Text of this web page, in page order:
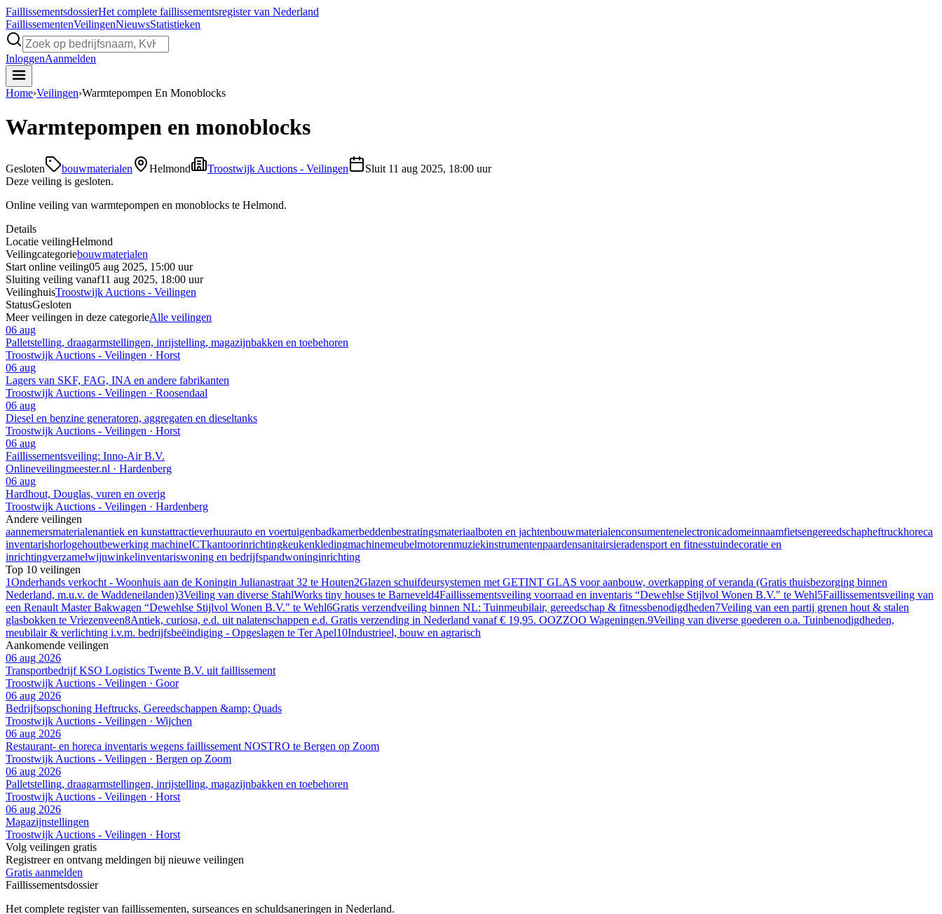
FaillissementsdossierHet complete faillissementsregister van Nederland
FaillissementenVeilingenNieuwsStatistieken
InloggenAanmelden
Home›Veilingen›Warmtepompen En Monoblocks
Warmtepompen en monoblocks
Gesloten bouwmaterialen Helmond Troostwijk Auctions - Veilingen Sluit 11 aug 2025, 18:00 uur
Deze veiling is gesloten.
Online veiling van warmtepompen en monoblocks te Helmond.
Details
Locatie veilingHelmond
Veilingcategoriebouwmaterialen
Start online veiling05 aug 2025, 15:00 uur
Sluiting veiling vanaf11 aug 2025, 18:00 uur
VeilinghuisTroostwijk Auctions - Veilingen
StatusGesloten
Meer veilingen in deze categorieAlle veilingen
06 aug
Palletstelling, draagarmstellingen, inrijstelling, magazijnbakken en toebehoren
Troostwijk Auctions - Veilingen · Horst
06 aug
Lagers van SKF, FAG, INA en andere fabrikanten
Troostwijk Auctions - Veilingen · Roosendaal
06 aug
Diesel en benzine generatoren, aggregaten en dieseltanks
Troostwijk Auctions - Veilingen · Horst
06 aug
Faillissementsveiling: Inno-Air B.V.
Onlineveilingmeester.nl · Hardenberg
06 aug
Hardhout, Douglas, vuren en overig
Troostwijk Auctions - Veilingen · Hardenberg
Andere veilingen
aannemersmaterialenantiek en kunstattractieverhuurauto en voertuigenbadkamerbeddenbestratingsmateriaalboten en jachtenbouwmaterialenconsumentenelectronicadomeinnaamfietsengereedschapheftruckhoreca
inventarishorlogehoutbewerking machineICTkantoorinrichtingkeukenkledingmachinemeubelmotorenmuziekinstrumentenpaardensanitairsieradensport en fitnesstuindecoratie en
inrichtingverzamelwijnwinkelinventariswoning en bedrijfspandwoninginrichting
Top 10 veilingen
1Onderhands verkocht - Woonhuis aan de Koningin Julianastraat 32 te Houten2Glazen schuifdeursystemen met GETINT GLAS voor aanbouw, overkapping of veranda (Gratis thuisbezorging binnen
Nederland, m.u.v. de Waddeneilanden)3Veiling van diverse StahlWorks tiny houses te Barneveld4Faillissementsveiling voorraad en inventaris “Dewehlse Stijlvol Wonen B.V." te Wehl5Faillissementsveiling van
een Renault Master Bakwagen “Dewehlse Stijlvol Wonen B.V." te Wehl6Gratis verzendveiling binnen NL: Tuinmeubilair, gereedschap & fitnessbenodigdheden7Veiling van een partij grenen hout & stalen
glasbokken te Vriezenveen8Antiek, curiosa, e.d. uit nalatenschappen e.d. Gratis verzending in Nederland vanaf € 19,95. OOZZOO Wageningen.9Veiling van diverse goederen o.a. Tuinbenodigdheden,
meubilair & verlichting i.v.m. bedrijfsbeëindiging - Opgeslagen te Ter Apel10Industrieel, bouw en agrarisch
Aankomende veilingen
06 aug 2026
Transportbedrijf KSO Logistics Twente B.V. uit faillissement
Troostwijk Auctions - Veilingen · Goor
06 aug 2026
Bedrijfsopschoning Heftrucks, Gereedschappen &amp; Quads
Troostwijk Auctions - Veilingen · Wijchen
06 aug 2026
Restaurant- en horeca inventaris wegens faillissement NOSTRO te Bergen op Zoom
Troostwijk Auctions - Veilingen · Bergen op Zoom
06 aug 2026
Palletstelling, draagarmstellingen, inrijstelling, magazijnbakken en toebehoren
Troostwijk Auctions - Veilingen · Horst
06 aug 2026
Magazijnstellingen
Troostwijk Auctions - Veilingen · Horst
Volg veilingen gratis
Registreer en ontvang meldingen bij nieuwe veilingen
Gratis aanmelden
Faillissementsdossier
Het complete register van faillissementen, surseances en schuldsaneringen in Nederland.